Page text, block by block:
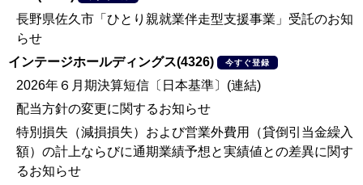
長野県佐久市「ひとり親就業伴走型支援事業」受託のお知
らせ
インテージホールディングス(4326)
今すぐ登録
2026年６月期決算短信〔日本基準〕(連結)
配当方針の変更に関するお知らせ
特別損失（減損損失）および営業外費用（貸倒引当金繰入
額）の計上ならびに通期業績予想と実績値との差異に関す
るお知らせ